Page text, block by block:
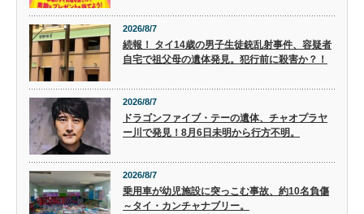
2026/8/7
続報！ タイ14歳の男子生徒銃乱射事件、容疑者
自宅で祖父母の遺体発見。犯行前に殺害か？！
2026/8/7
ドラゴンファイブ・テーの遺体、チャオプラヤ
ー川で発見！8月6日未明から行方不明。
2026/8/7
乗用車が幼児施設に突っこむ事故、約10名負傷
～タイ・カンチャナブリー。